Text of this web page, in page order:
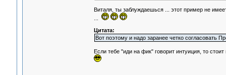
Виталя, ты заблуждаешься ... этот пример не
Цитата:
Вот поэтому и надо заранее четко согласовать
Если тебе "иди на фик" говорит интуиция, то